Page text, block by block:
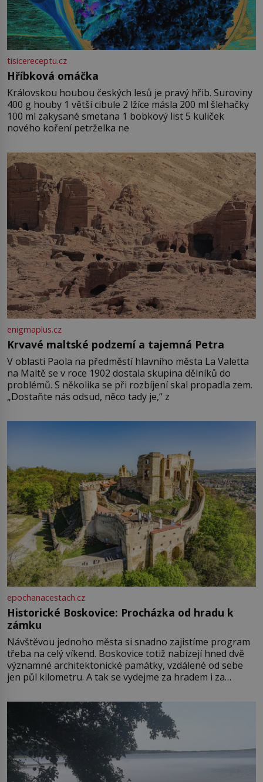
tisicereceptu.cz
Hříbková omáčka
Královskou houbou českých lesů je pravý hřib. Suroviny
400 g houby 1 větší cibule 2 lžíce másla 200 ml šlehačky
100 ml zakysané smetana 1 bobkový list 5 kuliček
nového koření petrželka ne
enigmaplus.cz
Krvavé maltské podzemí a tajemná Petra
V oblasti Paola na předměstí hlavního města La Valetta
na Maltě se v roce 1902 dostala skupina dělníků do
problémů. S několika se při rozbíjení skal propadla zem.
„Dostaňte nás odsud, něco tady je,“ z
epochanacestach.cz
Historické Boskovice: Procházka od hradu k
zámku
Návštěvou jednoho města si snadno zajistíme program
třeba na celý víkend. Boskovice totiž nabízejí hned dvě
významné architektonické památky, vzdálené od sebe
jen půl kilometru. A tak se vydejme za hradem i za
Boskovice na okraji Drahanské vrchoviny vznikla někdy
ve13. století, a už v roce 1313 kronikáři zaznamenali